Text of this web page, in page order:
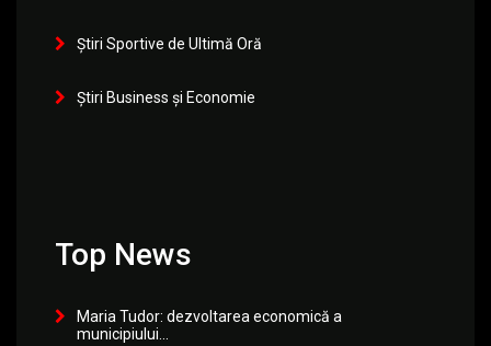
Știri Sportive de Ultimă Oră
Știri Business și Economie
Top News
Maria Tudor: dezvoltarea economică a
municipiului...